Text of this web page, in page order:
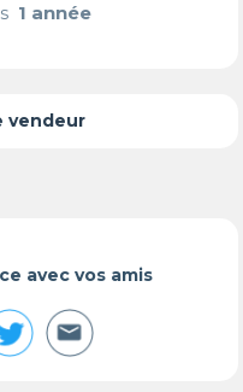
1 année
vendeur
avec vos amis